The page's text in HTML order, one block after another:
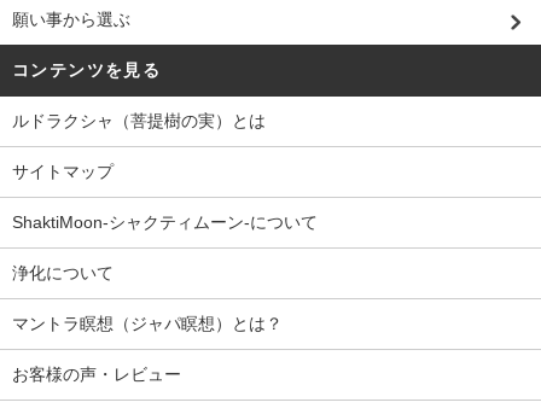
願い事から選ぶ
コンテンツを見る
ルドラクシャ（菩提樹の実）とは
サイトマップ
ShaktiMoon-シャクティムーン-について
浄化について
マントラ瞑想（ジャパ瞑想）とは？
お客様の声・レビュー